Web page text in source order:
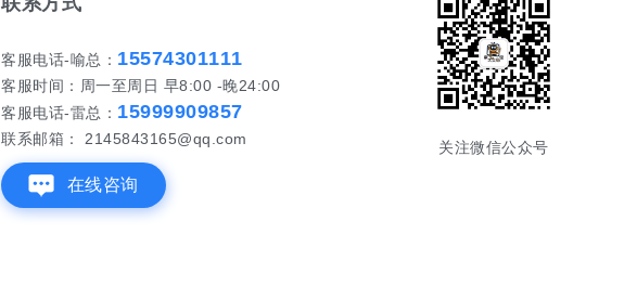
客服电话-喻总： 15574301111
客服时间：周一至周日 早8:00 -晚24:00
客服电话-雷总： 15999909857
联系邮箱： 2145843165@qq.com
在线咨询
关注微信公众号